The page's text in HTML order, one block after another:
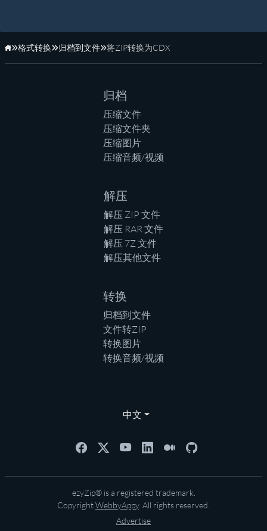
主页
格式转换 归档到文件 将ZIP转换为CDX
归档
压缩文件
压缩文件夹
压缩图片
压缩音频/视频
解压
解压 ZIP 文件
解压 RAR 文件
解压 7Z 文件
解压其他文件
转换
归档到文件
文件转ZIP
转换图片
转换音频/视频
中文
ezyZip® is a registered trademark.
CopyrightWebbyAppy. All rights reserved.
Advertise